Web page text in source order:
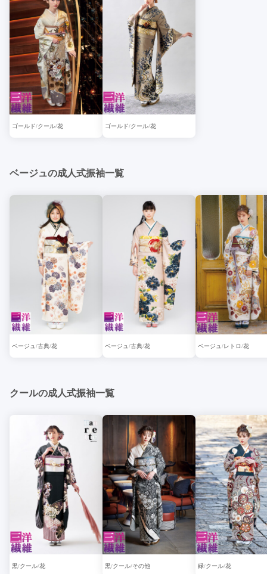
ゴールド クール 花 ゴールド クール 花
ベージュの成人式振袖一覧
ベージュ 古典 花 ベージュ 古典 花 ベージュ レトロ 花
クールの成人式振袖一覧
黒 クール 花 黒 クール その他 緑 クール 花